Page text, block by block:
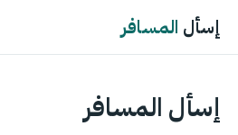
إسأل المسافر
إسأل المسافر